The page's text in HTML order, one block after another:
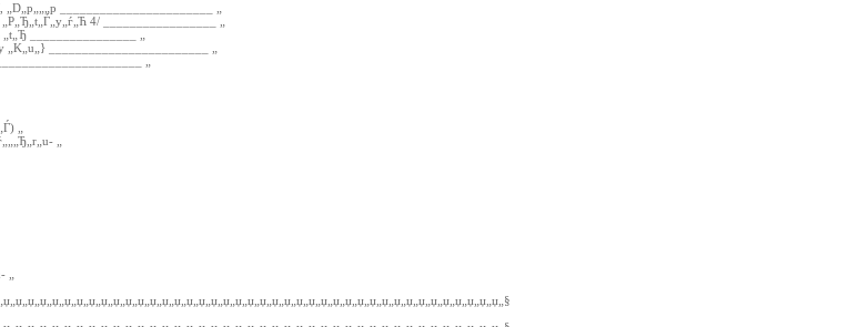
„D„p„„„p _______________________ „
4/ _________________ „
________________ „
„K„u„} ________________________ „
„
„
„
„